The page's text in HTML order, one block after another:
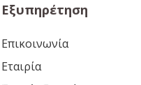
Εξυπηρέτηση
Επικοινωνία
Εταιρία